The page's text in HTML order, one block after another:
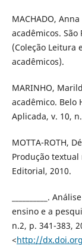
MACHADO,
acadêmicos. São
(Coleção Leitura
acadêmicos).
MARINHO,
acadêmico. Belo
Aplicada, v. 10,
MOTTA-ROTH,
Produção textual
Editorial, 2010.
__________.
ensino e a
n.2, p. 341-383,
<http://